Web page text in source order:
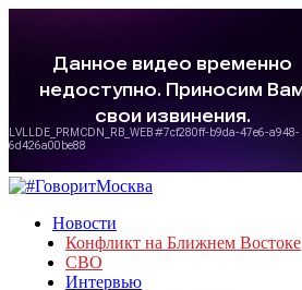
Новости
Конфликт на Ближнем Востоке
СВО
Интервью